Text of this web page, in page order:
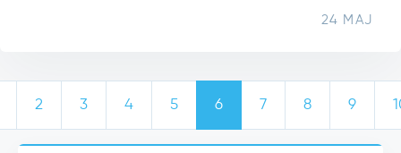
24 MAJ
2 3 4 5 6 7 8 9